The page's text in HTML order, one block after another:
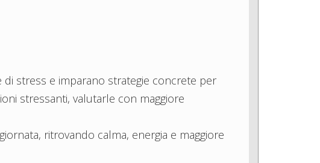
stress e imparano strategie concrete per
stressanti, valutarle con maggiore
ritrovando calma, energia e maggiore